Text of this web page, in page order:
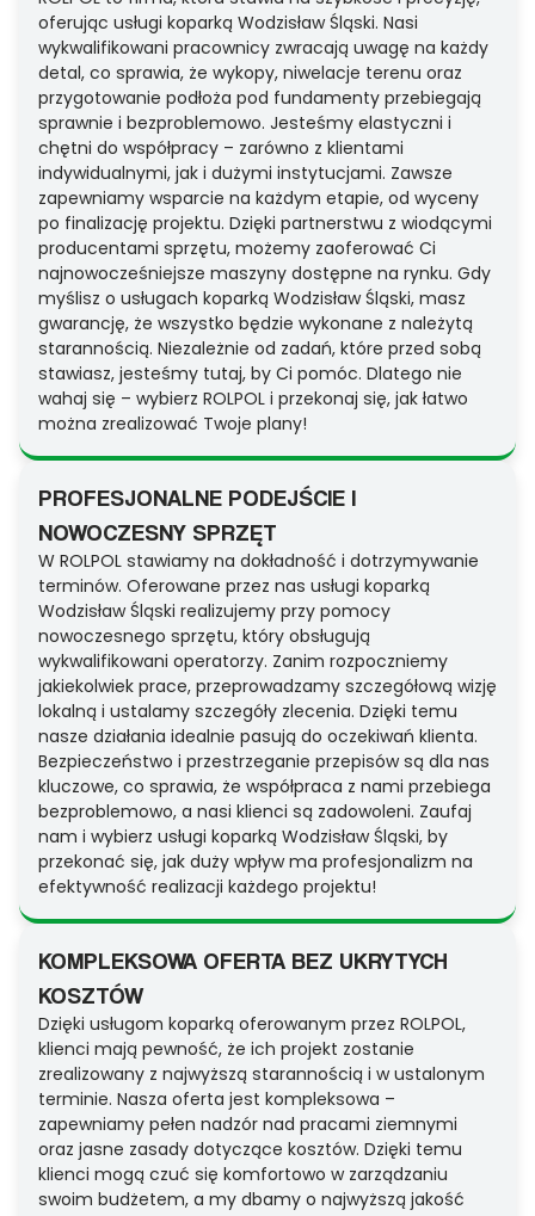
oferując usługi koparką Wodzisław Śląski. Nasi
wykwalifikowani pracownicy zwracają uwagę na każdy
detal, co sprawia, że wykopy, niwelacje terenu oraz
przygotowanie podłoża pod fundamenty przebiegają
sprawnie i bezproblemowo. Jesteśmy elastyczni i
chętni do współpracy – zarówno z klientami
indywidualnymi, jak i dużymi instytucjami. Zawsze
zapewniamy wsparcie na każdym etapie, od wyceny
po finalizację projektu. Dzięki partnerstwu z wiodącymi
producentami sprzętu, możemy zaoferować Ci
najnowocześniejsze maszyny dostępne na rynku. Gdy
myślisz o usługach koparką Wodzisław Śląski, masz
gwarancję, że wszystko będzie wykonane z należytą
starannością. Niezależnie od zadań, które przed sobą
stawiasz, jesteśmy tutaj, by Ci pomóc. Dlatego nie
wahaj się – wybierz ROLPOL i przekonaj się, jak łatwo
można zrealizować Twoje plany!
PROFESJONALNE PODEJŚCIE I
NOWOCZESNY SPRZĘT
W ROLPOL stawiamy na dokładność i dotrzymywanie
terminów. Oferowane przez nas usługi koparką
Wodzisław Śląski realizujemy przy pomocy
nowoczesnego sprzętu, który obsługują
wykwalifikowani operatorzy. Zanim rozpoczniemy
jakiekolwiek prace, przeprowadzamy szczegółową wizję
lokalną i ustalamy szczegóły zlecenia. Dzięki temu
nasze działania idealnie pasują do oczekiwań klienta.
Bezpieczeństwo i przestrzeganie przepisów są dla nas
kluczowe, co sprawia, że współpraca z nami przebiega
bezproblemowo, a nasi klienci są zadowoleni. Zaufaj
nam i wybierz usługi koparką Wodzisław Śląski, by
przekonać się, jak duży wpływ ma profesjonalizm na
efektywność realizacji każdego projektu!
KOMPLEKSOWA OFERTA BEZ UKRYTYCH
KOSZTÓW
Dzięki usługom koparką oferowanym przez ROLPOL,
klienci mają pewność, że ich projekt zostanie
zrealizowany z najwyższą starannością i w ustalonym
terminie. Nasza oferta jest kompleksowa –
zapewniamy pełen nadzór nad pracami ziemnymi
oraz jasne zasady dotyczące kosztów. Dzięki temu
klienci mogą czuć się komfortowo w zarządzaniu
swoim budżetem, a my dbamy o najwyższą jakość